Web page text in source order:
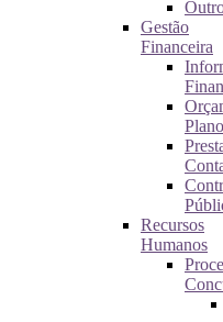
Gestão
Financeira
Recursos
Humanos